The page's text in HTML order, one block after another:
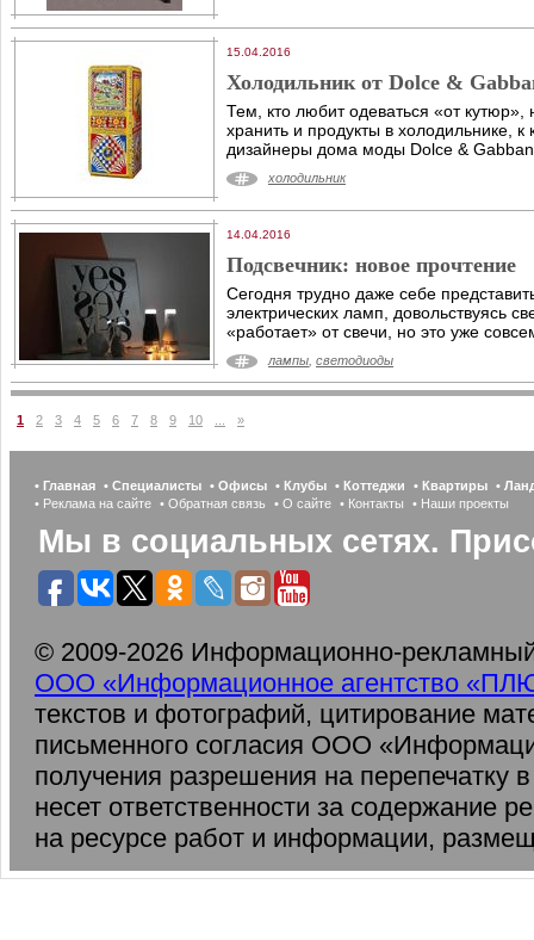
15.04.2016
Холодильник от Dolce &
Тем, кто любит одеваться «от кутюр»,
хранить и продукты в холодильнике,
дизайнеры дома моды Dolce &
холодильник
14.04.2016
Подсвечник: новое прочтение
Сегодня трудно даже себе
электрических ламп, довольствуясь
«работает» от свечи, но это уже
лампы светодиоды
1 2 3 4 5 6 7 8 9 10 »
• Главная • Специалисты • Офисы • Клубы • Коттеджи • Квартиры •
• Реклама на сайте • Обратная связь • О сайте • Контакты • Наши проекты
Мы в социальных сетях.
© 2009-2026 Информационно-
ООО «Информационное агентство
текстов и фотографий, цитирование
письменного согласия ООО
получения разрешения на перепечатку
несет ответственности за содержание
на ресурсе работ и информации,